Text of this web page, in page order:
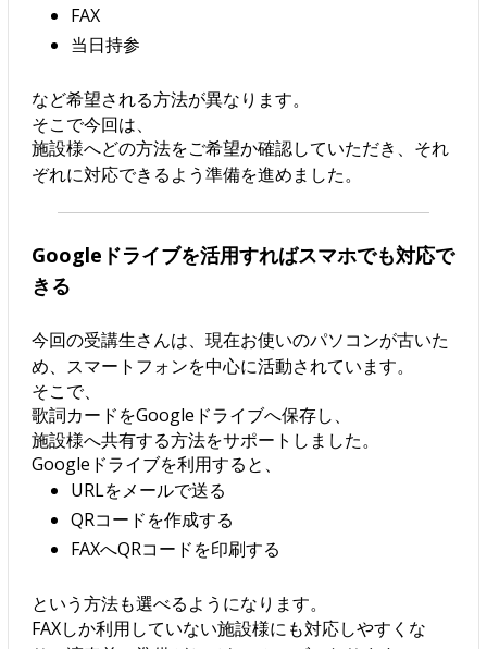
FAX
当日持参
など希望される方法が異なります。
そこで今回は、
施設様へどの方法をご希望か確認していただき、それ
ぞれに対応できるよう準備を進めました。
Googleドライブを活用すればスマホでも対応で
きる
今回の受講生さんは、現在お使いのパソコンが古いた
め、スマートフォンを中心に活動されています。
そこで、
歌詞カードをGoogleドライブへ保存し、
施設様へ共有する方法をサポートしました。
Googleドライブを利用すると、
URLをメールで送る
QRコードを作成する
FAXへQRコードを印刷する
という方法も選べるようになります。
FAXしか利用していない施設様にも対応しやすくな